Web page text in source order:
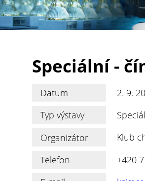
Speciální -
Datum
2. 9.
Typ výstavy
Organizátor
Klub
Telefon
+420